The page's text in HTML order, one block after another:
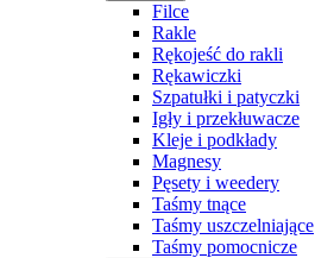
Filce
Rakle
Rękojeść do rakli
Rękawiczki
Szpatułki i patyczki
Igły i przekłuwacze
Kleje i podkłady
Magnesy
Pęsety i weedery
Taśmy tnące
Taśmy uszczelniające
Taśmy pomocnicze